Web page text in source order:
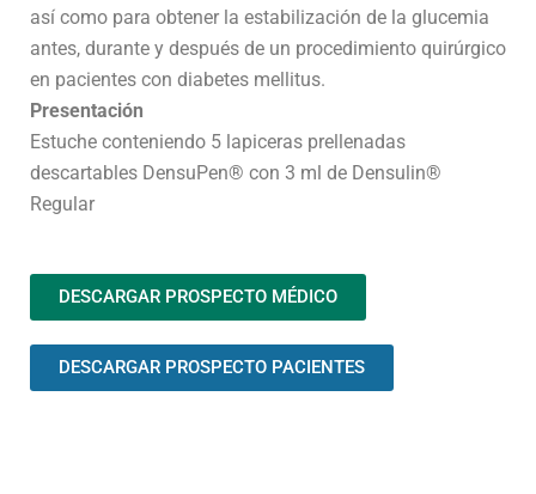
así como para obtener la estabilización de la glucemia
antes, durante y después de un procedimiento quirúrgico
en pacientes con diabetes mellitus.
Presentación
Estuche conteniendo 5 lapiceras prellenadas
descartables DensuPen® con 3 ml de Densulin®
Regular
DESCARGAR PROSPECTO MÉDICO
DESCARGAR PROSPECTO PACIENTES